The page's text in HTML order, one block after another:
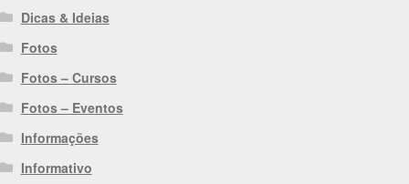
Dicas & Ideias
Fotos
Fotos – Cursos
Fotos – Eventos
Informações
Informativo